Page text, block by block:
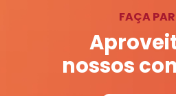
FAÇA
nossos